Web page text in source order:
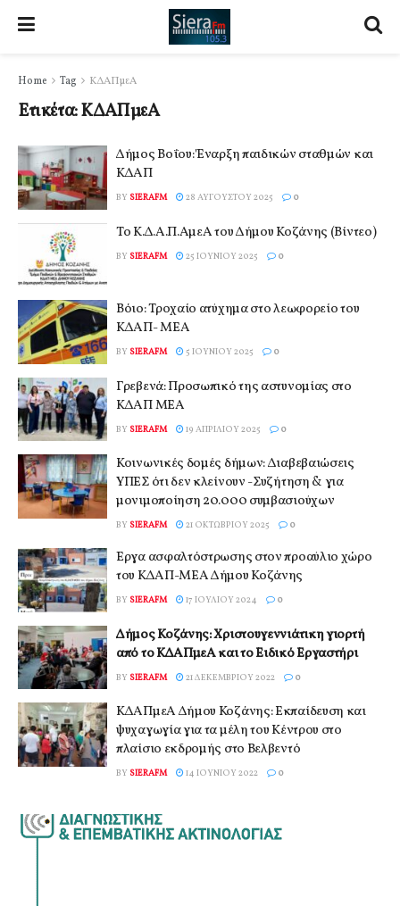
Home Tag ΚΔΑΠμεΑ
Ετικέτα:ΚΔΑΠμεΑ
Δήμος Βοΐου: Έναρξη παιδικών σταθμών και
ΚΔΑΠ
BY SIERAFM 28 ΑΥΓΟΎΣΤΟΥ 2025 0
Το Κ.Δ.Α.Π.ΑμεΑ του Δήμου Κοζάνης (Βίντεο)
BY SIERAFM 25 ΙΟΥΝΊΟΥ 2025 0
Βόιο: Τροχαίο ατύχημα στο λεωφορείο του
ΚΔΑΠ- ΜΕΑ
BY SIERAFM 5 ΙΟΥΝΊΟΥ 2025 0
Γρεβενά: Προσωπικό της αστυνομίας στο
ΚΔΑΠ ΜΕΑ
BY SIERAFM 19 ΑΠΡΙΛΊΟΥ 2025 0
Κοινωνικές δομές δήμων: Διαβεβαιώσεις
ΥΠΕΣ ότι δεν κλείνουν -Συζήτηση & για
μονιμοποίηση 20.000 συμβασιούχων
BY SIERAFM 21 ΟΚΤΩΒΡΊΟΥ 2025 0
Έργα ασφαλτόστρωσης στον προαύλιο χώρο
του ΚΔΑΠ-ΜΕΑ Δήμου Κοζάνης
BY SIERAFM 17 ΙΟΥΛΊΟΥ 2024 0
Δήμος Κοζάνης: Χριστουγεννιάτικη γιορτή
από το ΚΔΑΠμεΑ και το Ειδικό Εργαστήρι
BY SIERAFM 21 ΔΕΚΕΜΒΡΊΟΥ 2022 0
ΚΔΑΠμεΑ Δήμου Κοζάνης: Εκπαίδευση και
ψυχαγωγία για τα μέλη του Κέντρου στο
πλαίσιο εκδρομής στο Βελβεντό
BY SIERAFM 14 ΙΟΥΝΊΟΥ 2022 0